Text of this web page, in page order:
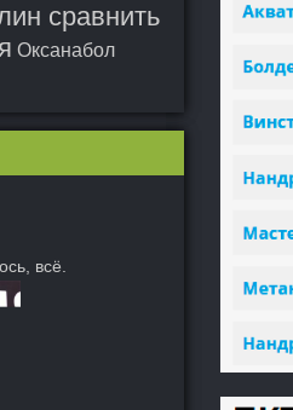
сравнить
Оксанабол
всё.